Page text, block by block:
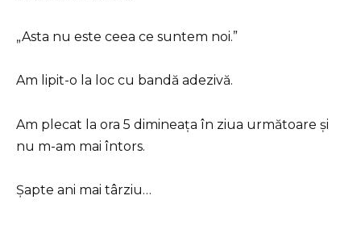
„Asta nu este ceea ce suntem noi.”
Am lipit-o la loc cu bandă adezivă.
Am plecat la ora 5 dimineața în ziua următoare și
nu m-am mai întors.
Șapte ani mai târziu…